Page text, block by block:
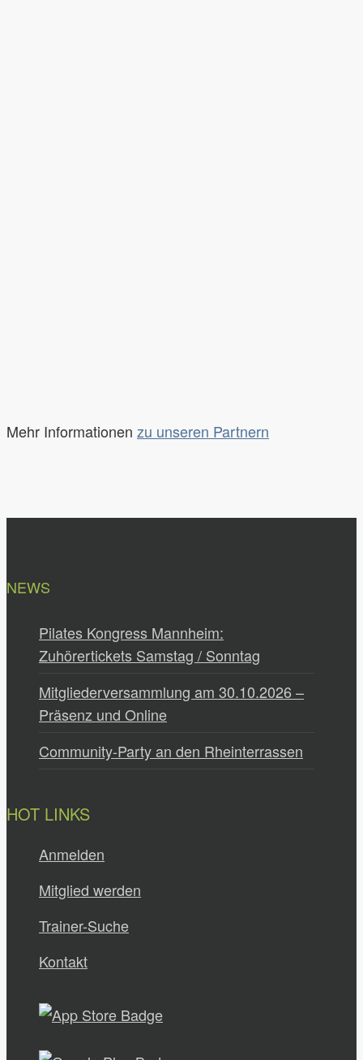
Mehr Informationenzu unseren Partnern
NEWS
Pilates Kongress Mannheim:
Zuhörertickets Samstag / Sonntag
Mitgliederversammlung am 30.10.2026 –
Präsenz und Online
Community-Party an den Rheinterrassen
HOT LINKS
Anmelden
Mitglied werden
Trainer-Suche
Kontakt